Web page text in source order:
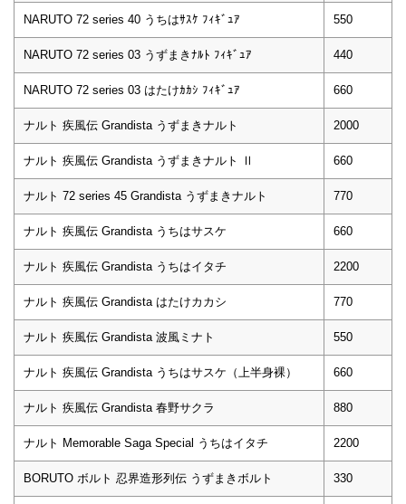
NARUTO 72 series 40 うちはｻｽｹ ﾌｨｷﾞｭｱ 550
NARUTO 72 series 03 うずまきﾅﾙﾄ ﾌｨｷﾞｭｱ 440
NARUTO 72 series 03 はたけｶｶｼ ﾌｨｷﾞｭｱ 660
ナルト 疾風伝 Grandista うずまきナルト 2000
ナルト 疾風伝 Grandista うずまきナルト Ⅱ 660
ナルト 72 series 45 Grandista うずまきナルト 770
ナルト 疾風伝 Grandista うちはサスケ 660
ナルト 疾風伝 Grandista うちはイタチ 2200
ナルト 疾風伝 Grandista はたけカカシ 770
ナルト 疾風伝 Grandista 波風ミナト 550
ナルト 疾風伝 Grandista うちはサスケ（上半身裸） 660
ナルト 疾風伝 Grandista 春野サクラ 880
ナルト Memorable Saga Special うちはイタチ 2200
BORUTO ボルト 忍界造形列伝 うずまきボルト 330